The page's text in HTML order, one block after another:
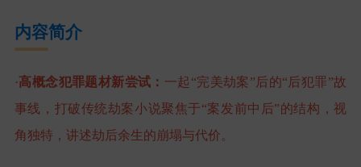
内容简介
·高概念犯罪题材新尝试： 一起 “完美劫案”后的“后犯罪”故
事线，打破传统劫案小说聚焦于“案发前中后”的结构，视
角独特，讲述劫后余生的崩塌与代价。